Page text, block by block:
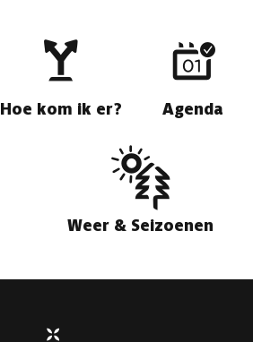
Hoe kom ik er? Agenda
Weer & Seizoenen